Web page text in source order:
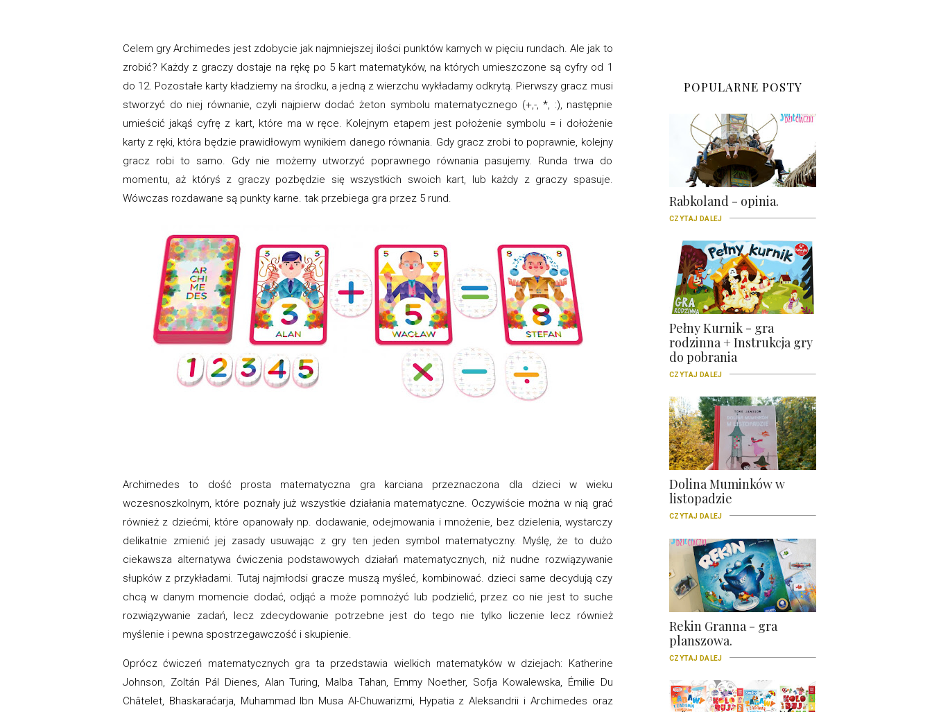
Celem gry Archimedes jest zdobycie jak najmniejszej ilości punktów karnych w pięciu rundach. Ale jak to
zrobić? Każdy z graczy dostaje na rękę po 5 kart matematyków, na których umieszczone są cyfry od 1
do 12. Pozostałe karty kładziemy na środku, a jedną z wierzchu wykładamy odkrytą. Pierwszy gracz musi
stworzyć do niej równanie, czyli najpierw dodać żeton symbolu matematycznego (+,-, *, :), następnie
umieścić jakąś cyfrę z kart, które ma w ręce. Kolejnym etapem jest położenie symbolu = i dołożenie
karty z ręki, która będzie prawidłowym wynikiem danego równania. Gdy gracz zrobi to poprawnie, kolejny
gracz robi to samo. Gdy nie możemy utworzyć poprawnego równania pasujemy. Runda trwa do
momentu, aż któryś z graczy pozbędzie się wszystkich swoich kart, lub każdy z graczy spasuje.
Wówczas rozdawane są punkty karne. tak przebiega gra przez 5 rund.
Archimedes to dość prosta matematyczna gra karciana przeznaczona dla dzieci w wieku
wczesnoszkolnym, które poznały już wszystkie działania matematyczne. Oczywiście można w nią grać
również z dziećmi, które opanowały np. dodawanie, odejmowania i mnożenie, bez dzielenia, wystarczy
delikatnie zmienić jej zasady usuwając z gry ten jeden symbol matematyczny. Myślę, że to dużo
ciekawsza alternatywa ćwiczenia podstawowych działań matematycznych, niż nudne rozwiązywanie
słupków z przykładami. Tutaj najmłodsi gracze muszą myśleć, kombinować. dzieci same decydują czy
chcą w danym momencie dodać, odjąć a może pomnożyć lub podzielić, przez co nie jest to suche
rozwiązywanie zadań, lecz zdecydowanie potrzebne jest do tego nie tylko liczenie lecz również
myślenie i pewna spostrzegawczość i skupienie.
Oprócz ćwiczeń matematycznych gra ta przedstawia wielkich matematyków w dziejach: Katherine
Johnson, Zoltán Pál Dienes, Alan Turing, Malba Tahan, Emmy Noether, Sofja Kowalewska, Émilie Du
Châtelet, Bhaskaraćarja, Muhammad Ibn Musa Al-Chuwarizmi, Hypatia z Aleksandrii i Archimedes oraz
POPULARNE POSTY
Rabkoland - opinia.
CZYTAJ DALEJ
Pełny Kurnik - gra
rodzinna + Instrukcja gry
do pobrania
CZYTAJ DALEJ
Dolina Muminków w
listopadzie
CZYTAJ DALEJ
Rekin Granna - gra
planszowa.
CZYTAJ DALEJ